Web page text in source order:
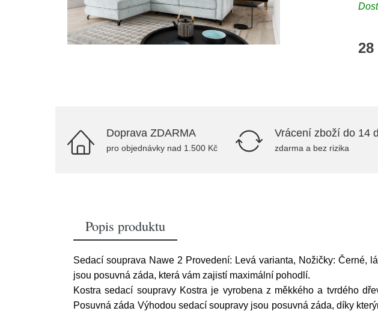
28
Doprava ZDARMA
pro objednávky nad 1.500 Kč
Vrácení zboží do 14
zdarma a bez rizika
Popis produktu
Sedací souprava Nawe 2 Provedení: Levá varianta, Nožičky: Černé,
jsou posuvná záda, která vám zajistí maximální pohodlí.
Kostra sedací soupravy Kostra je vyrobena z měkkého a tvrdého
Posuvná záda Výhodou sedací soupravy jsou posuvná záda, díky